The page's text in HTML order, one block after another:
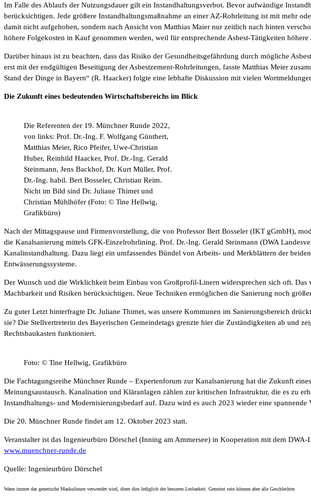
Im Falle des Ablaufs der Nutzungsdauer gilt ein Instandhaltungsverbot. Bevor aufwändige
berücksichtigen. Jede größere Instandhaltungsmaßnahme an einer AZ-Rohrleitung ist mit mehr
damit nicht aufgehoben, sondern nach Ansicht von Matthias Maier nur zeitlich nach hinten
höhere Folgekosten in Kauf genommen werden, weil für entsprechende Asbest-Tätigkeiten
Darüber hinaus ist zu beachten, dass das Risiko der Gesundheitsgefährdung durch mögliche
erst mit der endgültigen Beseitigung der Asbestzement-Rohrleitungen, fasste Matthias Meier
Stand der Dinge in Bayern“ (R. Haacker) folgte eine lebhafte Diskussion mit vielen
Die Zukunft eines bedeutenden Wirtschaftsbereichs im Blick
Die Referenten der 19. Münchner Runde 2022,
von links: Prof. Dr.-Ing. F. Wolfgang Günthert,
Matthias Meier, Rico Pfeifer, Uwe-Christian
Huber, Reinhild Haacker, Prof. Dr.-Ing. Gerald
Steinmann, Jens Backhof, Dr. Kurt Müller, Prof.
Dr.-Ing. habil. Bert Bosseler, Christian Reim.
Nicht im Bild sind Dr. Juliane Thimet und
Christian Mühlhöfer (Foto: © Tine Hellwig,
Grafikbüro)
Nach der Mittagspause und Firmenvorstellung, die von Professor Bert Bosseler (IKT gGmbH),
die Kanalsanierung mittels GFK-Einzelrohrlining. Prof. Dr.-Ing. Gerald Steinmann (DWA
Kanalinstandhaltung. Dazu liegt ein umfassendes Bündel von Arbeits- und Merkblättern der
Entwässerungssysteme.
Der Wunsch und die Wirklichkeit beim Einbau von Großprofil-Linern widersprechen sich oft.
Machbarkeit und Risiken berücksichtigen. Neue Techniken ermöglichen die Sanierung noch
Zu guter Letzt hinterfragte Dr. Juliane Thimet, was unsere Kommunen im Sanierungsbereich
sie? Die Stellvertreterin des Bayerischen Gemeindetags grenzte hier die Zuständigkeiten ab und
Rechtsbaukasten funktioniert.
Foto: © Tine Hellwig, Grafikbüro
Die Fachtagungsreihe Münchner Runde – Expertenforum zur Kanalsanierung hat die Zukunft
Meinungsaustausch. Kanalisation und Kläranlagen zählen zur kritischen Infrastruktur, die es zu
Instandhaltungs- und Modernisierungsbedarf auf. Dazu wird es auch 2023 wieder eine spannende
Die 20. Münchner Runde findet am 12. Oktober 2023 statt.
Veranstalter ist das Ingenieurbüro Dörschel (Inning am Ammersee) in Kooperation mit dem
www.muenchner-runde.de
Quelle: Ingenieurbüro Dörschel
Wann immer das generische Maskulinum verwendet wird, dient dies lediglich der besseren Lesbarkeit. Gemeint sein können aber alle Geschlechter.